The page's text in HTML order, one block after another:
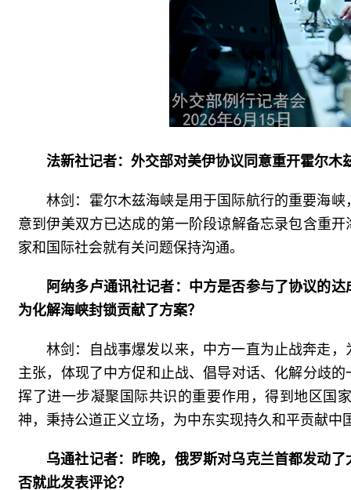
法新社记者：外交部对美伊协议同意重开霍尔木
林剑：霍尔木兹海峡是用于国际航行的重要海
意到伊美双方已达成的第一阶段谅解备忘录包含重
家和国际社会就有关问题保持沟通。
阿纳多卢通讯社记者：中方是否参与了协议的
为化解海峡封锁贡献了方案？
林剑：自战事爆发以来，中方一直为止战奔走
主张，体现了中方促和止战、倡导对话、化解分歧
挥了进一步凝聚国际共识的重要作用，得到地区国
神，秉持公道正义立场，为中东实现持久和平贡献中
乌通社记者：昨晚，俄罗斯对乌克兰首都发动
否就此发表评论？